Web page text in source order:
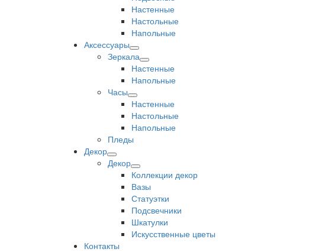
Настенные
Настольные
Напольные
Аксессуары
Зеркала
Настенные
Напольные
Часы
Настенные
Настольные
Напольные
Пледы
Декор
Декор
Коллекции декор
Вазы
Статуэтки
Подсвечники
Шкатулки
Искусственные цветы
Контакты